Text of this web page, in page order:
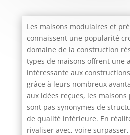
Les maisons modulaires et
connaissent une popularité
domaine de la construction
types de maisons offrent une
intéressante aux
grâce à leurs nombreux
aux idées reçues, les
sont pas synonymes de
de qualité inférieure. En
rivaliser avec, voire